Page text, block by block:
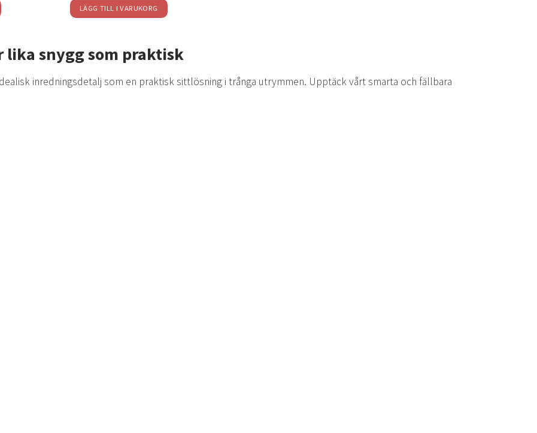
LÄGG TILL I VARUKORG
lika snygg som praktisk
inredningsdetalj som en praktisk sittlösning i trånga utrymmen. Upptäck vårt smarta och fällbara